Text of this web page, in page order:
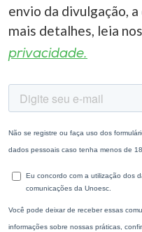
envio da divulgação,
mais detalhes, leia
privacidade.